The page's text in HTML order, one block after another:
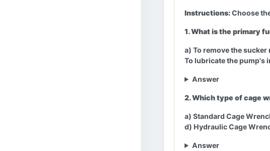
Instructions:Choose
1. What is the primary
a) To remove the
To lubricate the pump's
Answer
2. Which type of cage
a) Standard Cage
d) Hydraulic Cage
Answer